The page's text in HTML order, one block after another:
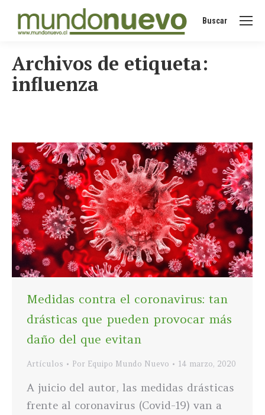
Buscar:
Buscar
Archivos de etiqueta:
influenza
Medidas contra el coronavirus: tan
drásticas que pueden provocar más
daño del que evitan
Artículos Por Equipo Mundo Nuevo 14 marzo, 2020
A juicio del autor, las medidas drásticas
frente al coronavirus (Covid-19) van a